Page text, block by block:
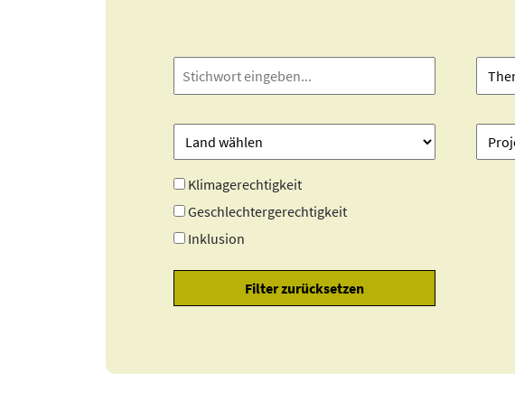
Klimagerechtigkeit
Geschlechtergerechtigkeit
Inklusion